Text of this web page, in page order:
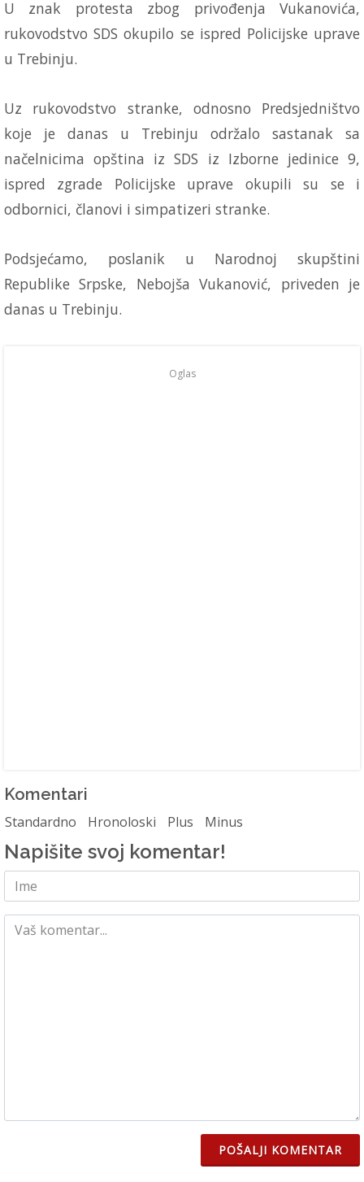
U znak protesta zbog privođenja Vukanovića,
rukovodstvo SDS okupilo se ispred Policijske uprave
u Trebinju.
Uz rukovodstvo stranke, odnosno Predsjedništvo
koje je danas u Trebinju održalo sastanak sa
načelnicima opština iz SDS iz Izborne jedinice 9,
ispred zgrade Policijske uprave okupili su se i
odbornici, članovi i simpatizeri stranke.
Podsjećamo, poslanik u Narodnoj skupštini
Republike Srpske, Nebojša Vukanović, priveden je
danas u Trebinju.
Oglas
Komentari
Standardno Hronoloski Plus Minus
Napišite svoj komentar!
POŠALJI KOMENTAR